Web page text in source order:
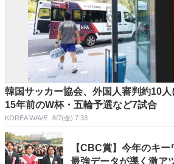
韓国サッカー協会、外国人審判約10
15年前のW杯・五輪予選など7試合
KOREA WAVE 8/7(金) 7:33
【CBC賞】今年のキ
最強データが導く激ア